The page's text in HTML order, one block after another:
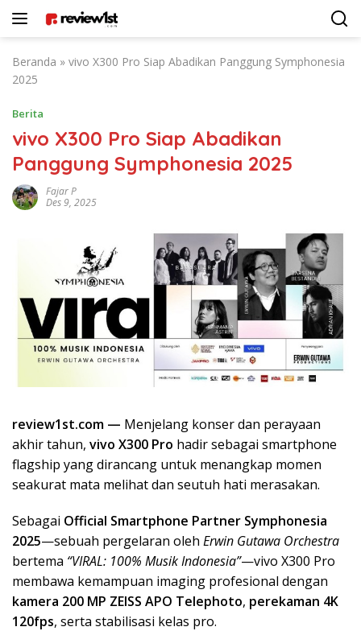
Beranda » vivo X300 Pro Siap Abadikan Panggung Symphonesia
2025
Berita
vivo X300 Pro Siap Abadikan
Panggung Symphonesia 2025
Fajar P
Des 9, 2025
review1st.com — Menjelang konser dan perayaan
akhir tahun, vivo X300 Pro hadir sebagai smartphone
flagship yang dirancang untuk menangkap momen
seakurat mata melihat dan seutuh hati merasakan.
Sebagai Official Smartphone Partner Symphonesia
2025—sebuah pergelaran oleh Erwin Gutawa Orchestra
bertema “VIRAL: 100% Musik Indonesia”—vivo X300 Pro
membawa kemampuan imaging profesional dengan
kamera 200 MP ZEISS APO Telephoto, perekaman 4K
120fps, serta stabilisasi kelas pro.